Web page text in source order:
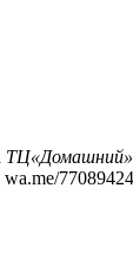
wa.me/